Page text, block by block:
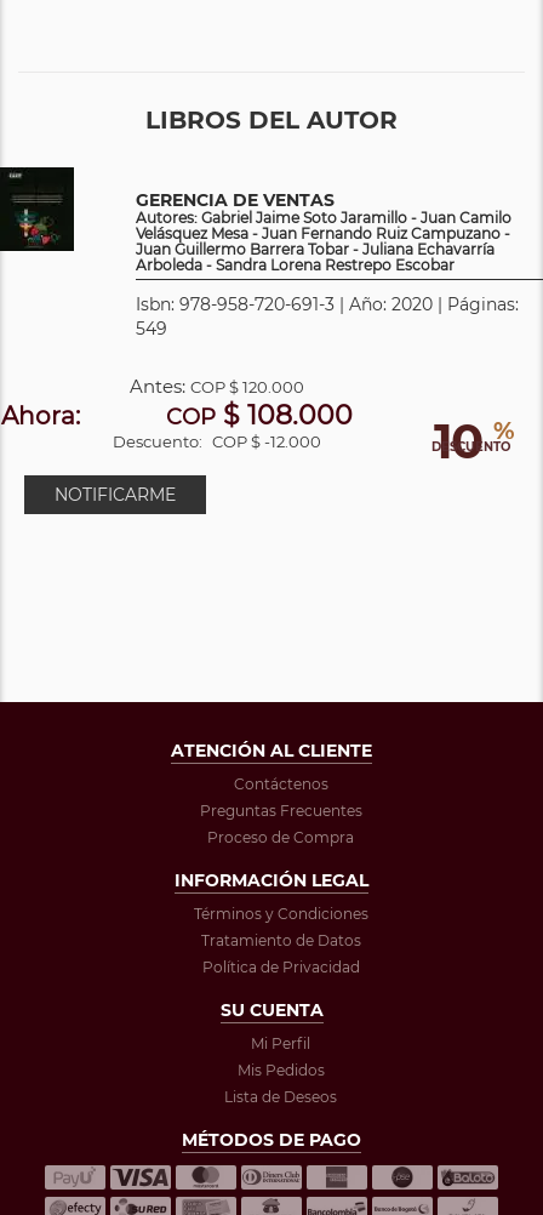
LIBROS DEL AUTOR
GERENCIA DE VENTAS
Autores: Gabriel Jaime Soto Jaramillo - Juan Camilo
Velásquez Mesa - Juan Fernando Ruiz Campuzano -
Juan Guillermo Barrera Tobar - Juliana Echavarría
Arboleda - Sandra Lorena Restrepo Escobar
Isbn: 978-958-720-691-3 | Año: 2020 | Páginas:
549
10 %
DESCUENTO
Antes:COP$ 120.000
Ahora: COP $ 108.000
Descuento: COP $ -12.000
NOTIFICARME
ATENCIÓN AL CLIENTE
Contáctenos
Preguntas Frecuentes
Proceso de Compra
INFORMACIÓN LEGAL
Términos y Condiciones
Tratamiento de Datos
Política de Privacidad
SU CUENTA
Mi Perfil
Mis Pedidos
Lista de Deseos
MÉTODOS DE PAGO